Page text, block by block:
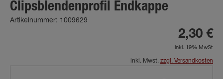
Clipsblendenprofil Endkappe
Artikelnummer: 1009629
2,30 €
inkl. 19% MwSt
inkl. Mwst. zzgl. Versandkosten